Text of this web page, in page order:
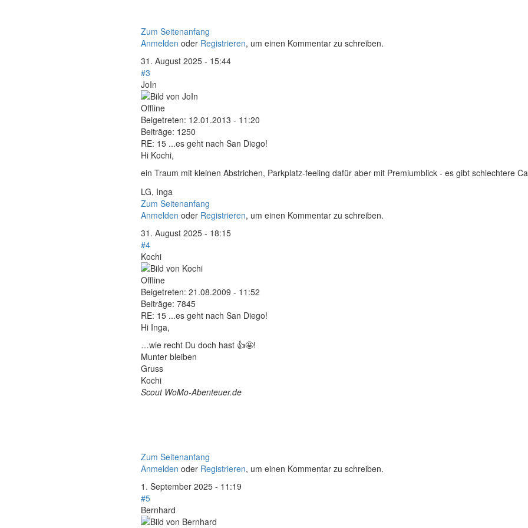
Zum Seitenanfang
Anmelden oder Registrieren, um einen Kommentar zu schreiben.
31. August 2025 - 15:44
#3
JoIn
Offline
Beigetreten: 12.01.2013 - 11:20
Beiträge: 1250
RE: 15 ...es geht nach San Diego!
Hi Kochi,
ein Traum mit kleinen Abstrichen, Parkplatz-feeling dafür aber mit Premiumblick - es gibt schlechtere
LG, Inga
Zum Seitenanfang
Anmelden oder Registrieren, um einen Kommentar zu schreiben.
31. August 2025 - 18:15
#4
Kochi
Offline
Beigetreten: 21.08.2009 - 11:52
Beiträge: 7845
RE: 15 ...es geht nach San Diego!
Hi Inga,
…wie recht Du doch hast 👍🤩!
Munter bleiben
Gruss
Kochi
Scout WoMo-Abenteuer.de
Zum Seitenanfang
Anmelden oder Registrieren, um einen Kommentar zu schreiben.
1. September 2025 - 11:19
#5
Bernhard